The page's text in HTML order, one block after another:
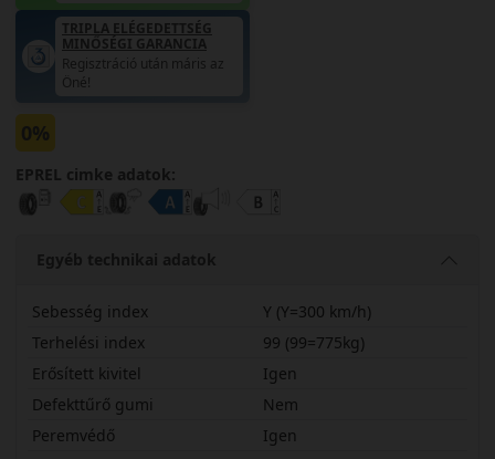
TRIPLA ELÉGEDETTSÉG
MINŐSÉGI GARANCIA
Regisztráció után máris az
Öné!
0%
EPREL cimke adatok:
Egyéb technikai adatok
Sebesség index
Y (Y=300 km/h)
Terhelési index
99 (99=775kg)
Erősített kivitel
Igen
Defekttűrő gumi
Nem
Peremvédő
Igen